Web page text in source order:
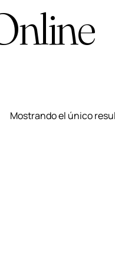
Mostrando el único